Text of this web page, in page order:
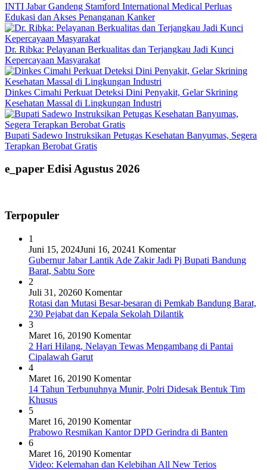
INTI Jabar Gandeng Stamford International Medical Perluas
Edukasi dan Akses Penanganan Kanker
Dr. Ribka: Pelayanan Berkualitas dan Terjangkau Jadi Kunci
Kepercayaan Masyarakat
Dinkes Cimahi Perkuat Deteksi Dini Penyakit, Gelar Skrining
Kesehatan Massal di Lingkungan Industri
Bupati Sadewo Instruksikan Petugas Kesehatan Banyumas, Segera
Terapkan Berobat Gratis
e_paper Edisi Agustus 2026
Terpopuler
1
Juni 15, 2024Juni 16, 20241 Komentar
Gubernur Jabar Lantik Ade Zakir Jadi Pj Bupati Bandung
Barat, Sabtu Sore
2
Juli 31, 20260 Komentar
Rotasi dan Mutasi Besar-besaran di Pemkab Bandung Barat,
230 Pejabat dan Kepala Sekolah Dilantik
3
Maret 16, 20190 Komentar
2 Hari Hilang, Nelayan Tewas Mengambang di Pantai
Cipalawah Garut
4
Maret 16, 20190 Komentar
14 Tahun Terbunuhnya Munir, Polri Didesak Bentuk Tim
Khusus
5
Maret 16, 20190 Komentar
Prabowo Resmikan Kantor DPD Gerindra di Banten
6
Maret 16, 20190 Komentar
Video: Kelemahan dan Kelebihan All New Terios